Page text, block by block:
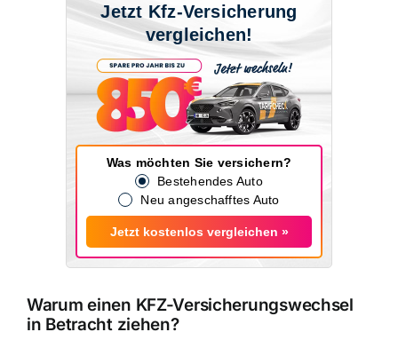
Jetzt Kfz-Versicherung
vergleichen!
Was möchten Sie versichern?
Bestehendes Auto
Neu angeschafftes Auto
Jetzt kostenlos vergleichen »
Warum einen KFZ-Versicherungswechsel
in Betracht ziehen?